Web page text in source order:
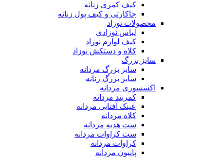
کیف کمری زنانه
جاکارتی و کیف پول زنانه
محصولات نوزاد
لباس نوزادی
کیف لوازم نوزاد
کلاه و دستکش نوزاد
سایز بزرگ
سایز بزرگ مردانه
سایز بزرگ زنانه
اکسسوری مردانه
کمربند مردانه
عینک آفتابی مردانه
کلاه مردانه
ست هدیه مردانه
ست کراوات مردانه
کراوات مردانه
پاپیون مردانه